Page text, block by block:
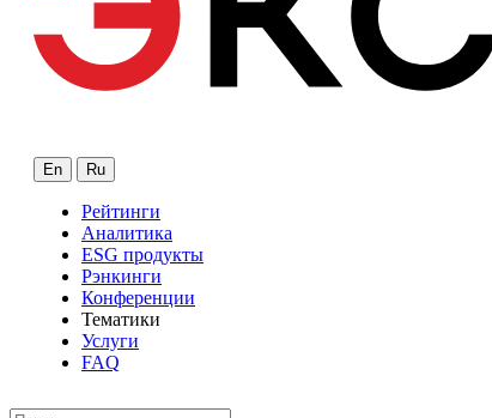
En Ru
Рейтинги
Аналитика
ESG продукты
Рэнкинги
Конференции
Тематики
Услуги
FAQ